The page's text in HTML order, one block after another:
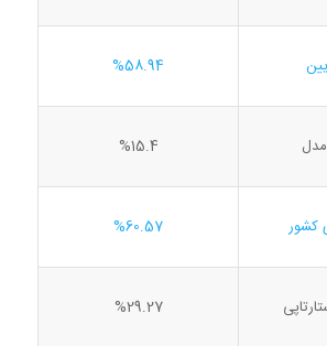
%58.94
%15.4
کشور %60.57
%29.27